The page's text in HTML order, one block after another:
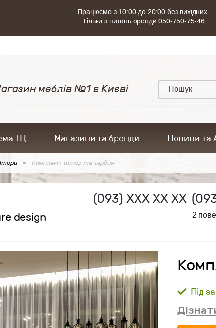
Працюємо з 10:00 до 20:00 без вихідних.
Тільки з питань оренди 050-750-75-46
меблів №1 в Києві
ТЦ Магазини та бренди Новини та
Комплект штор та гардин
design
(093) ХХХ ХХ ХХ
2
Під